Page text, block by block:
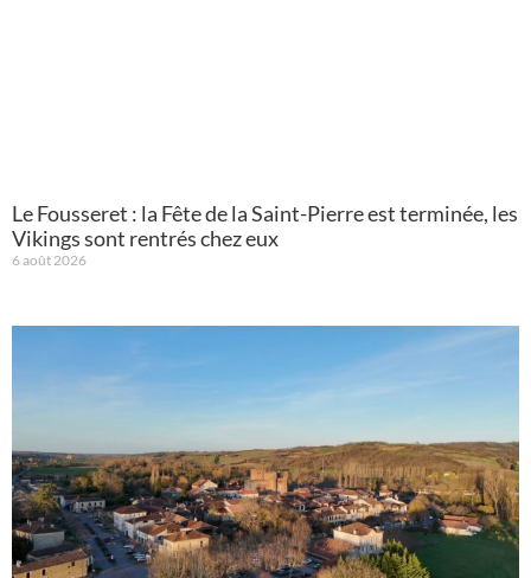
Le Fousseret : la Fête de la Saint-Pierre est terminée, les
Vikings sont rentrés chez eux
6 août 2026